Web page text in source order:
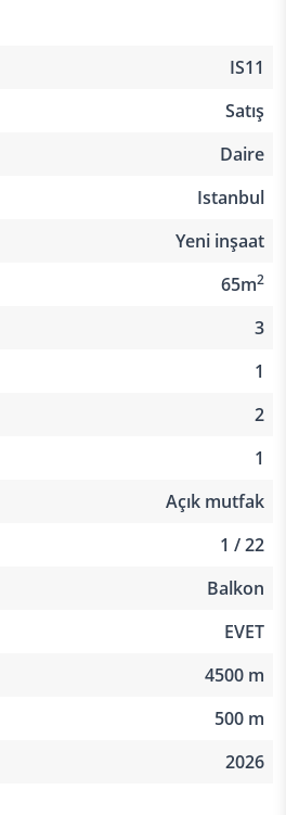
IS11
Satış
Daire
Istanbul
Yeni inşaat
65m2
3
1
2
1
Açık mutfak
1 / 22
Balkon
EVET
4500 m
500 m
2026